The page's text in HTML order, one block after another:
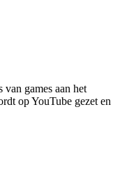
van games aan het
op YouTube gezet en